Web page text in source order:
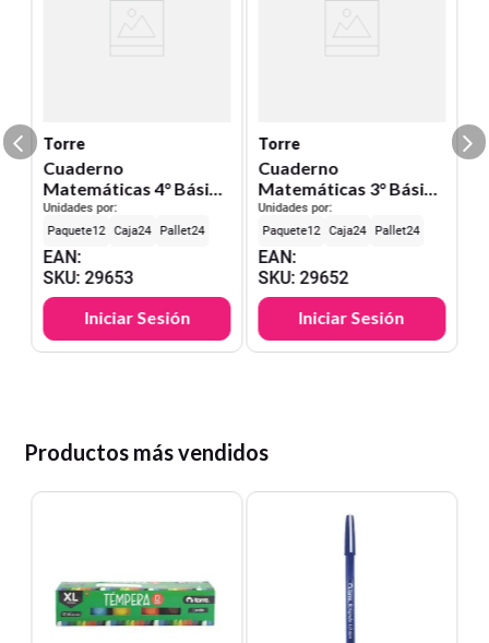
Torre
Cuaderno
Matemáticas 4° Básico
64 Hjs.
Unidades por:
12
24 24
EAN:
SKU:29653
Iniciar Sesión
Torre
Cuaderno
Matemáticas 3° Básico
64 Hjs.
Unidades por:
12
24 24
EAN:
SKU:29652
Iniciar Sesión
Productos más vendidos